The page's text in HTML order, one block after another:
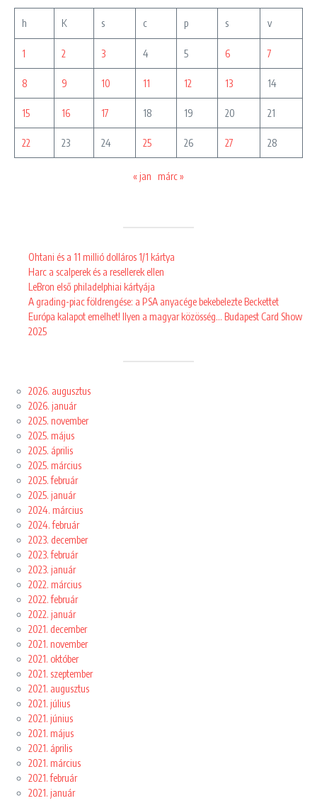
h K s c p s v
1 2 3 4 5 6 7
8 9 10 11 12 13 14
15 16 17 18 19 20 21
22 23 24 25 26 27 28
« jan márc »
Ohtani és a 11 millió dolláros 1/1 kártya
Harc a scalperek és a resellerek ellen
LeBron első philadelphiai kártyája
A grading-piac földrengése: a PSA anyacége bekebelezte Beckettet
Európa kalapot emelhet! Ilyen a magyar közösség… Budapest Card Show
2025
2026. augusztus
2026. január
2025. november
2025. május
2025. április
2025. március
2025. február
2025. január
2024. március
2024. február
2023. december
2023. február
2023. január
2022. március
2022. február
2022. január
2021. december
2021. november
2021. október
2021. szeptember
2021. augusztus
2021. július
2021. június
2021. május
2021. április
2021. március
2021. február
2021. január